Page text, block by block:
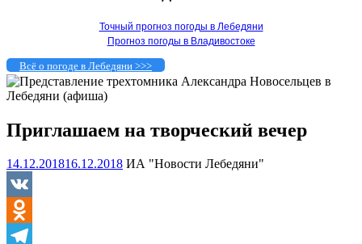
Точный прогноз погоды в Лебедяни
Прогноз погоды в Владивостоке
Всё о погоде в Лебедяни >>>
Приглашаем на творческий вечер
14.12.201816.12.2018 ИА "Новости Лебедяни"
VK
Odnoklassniki